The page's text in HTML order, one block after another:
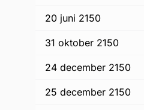
20 juni 2150
31 oktober 2150
24 december 2150
25 december 2150